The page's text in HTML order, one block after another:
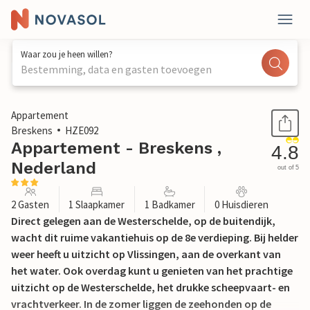
Waar zou je heen willen?
Bestemming, data en gasten toevoegen
1 / 18
Appartement
Breskens
HZE092
Appartement - Breskens ,
Nederland
4.8
out of 5
2 Gasten 1 Slaapkamer 1 Badkamer 0 Huisdieren
Direct gelegen aan de Westerschelde, op de buitendijk,
wacht dit ruime vakantiehuis op de 8e verdieping. Bij helder
weer heeft u uitzicht op Vlissingen, aan de overkant van
het water. Ook overdag kunt u genieten van het prachtige
uitzicht op de Westerschelde, het drukke scheepvaart- en
vrachtverkeer. In de zomer liggen de zeehonden op de